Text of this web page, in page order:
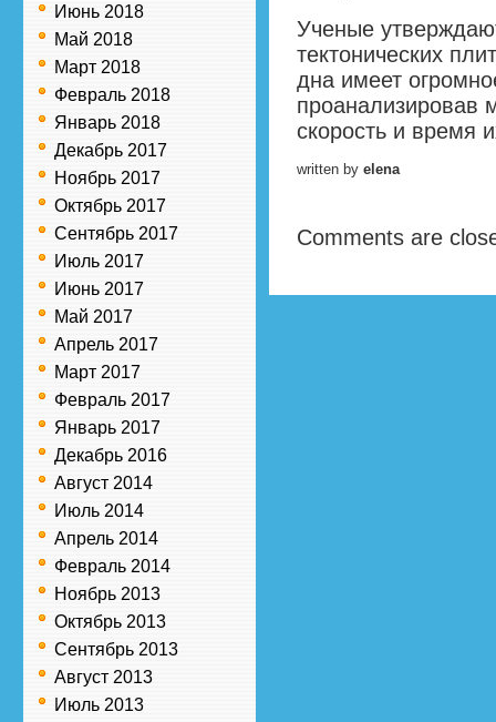
Июнь 2018
Май 2018
Март 2018
Февраль 2018
Январь 2018
Декабрь 2017
Ноябрь 2017
Октябрь 2017
Сентябрь 2017
Июль 2017
Июнь 2017
Май 2017
Апрель 2017
Март 2017
Февраль 2017
Январь 2017
Декабрь 2016
Август 2014
Июль 2014
Апрель 2014
Февраль 2014
Ноябрь 2013
Октябрь 2013
Сентябрь 2013
Август 2013
Июль 2013
Ученые
тектонических
дна имеет
проанализировав
скорость и время
written by elena
Comments are